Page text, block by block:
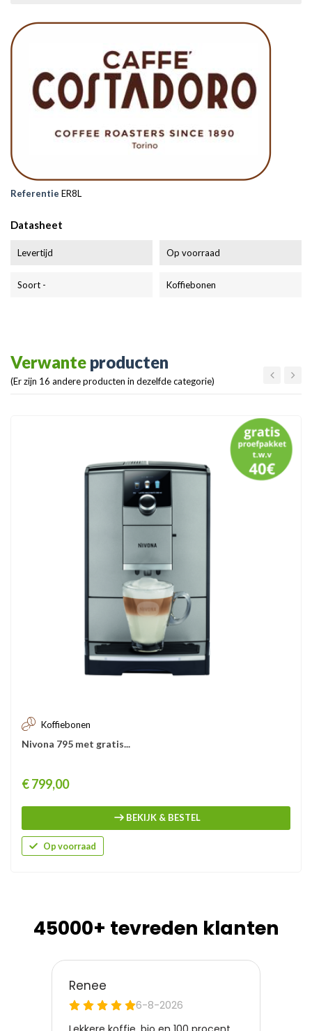
Referentie ER8L
Datasheet
Levertijd Op voorraad
Soort - Koffiebonen
Verwante producten
(Er zijn 16 andere producten in dezelfde categorie)
Koffiebonen
Nivona 795 met gratis...
Prijs
€ 799,00
BEKIJK & BESTEL
Op voorraad
45000+ tevreden klanten